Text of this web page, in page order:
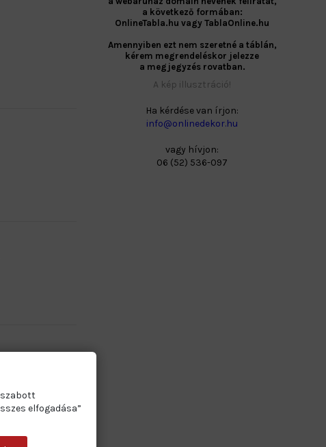
a következő formában:
OnlineTabla.hu vagy TablaOnline.hu
Amennyiben ezt nem szeretné a táblán,
kérem megrendeléskor jelezze
a megjegyzés rovatban.
A kép illusztráció!
Ha kérdése van írjon:
info@onlinedekor.hu
vagy hívjon:
06 (52) 536-097
elfogadása”